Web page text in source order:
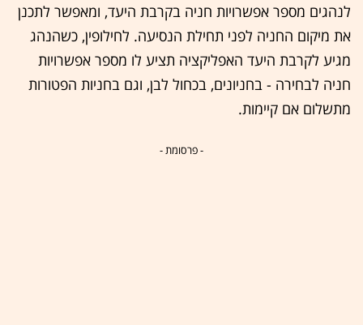
לנהגים מספר אפשרויות חניה בקרבת היעד, ומאפשר לתכנן
את מיקום החניה לפני תחילת הנסיעה. לחילופין, כשהנהג
מגיע לקרבת היעד האפליקציה תציע לו מספר אפשרויות
חניה לבחירה - בחניונים, בכחול לבן, וגם בחניות הפטורות
מתשלום אם קיימות.
- פרסומת -